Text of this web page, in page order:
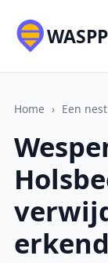
WASPP
Home › Een